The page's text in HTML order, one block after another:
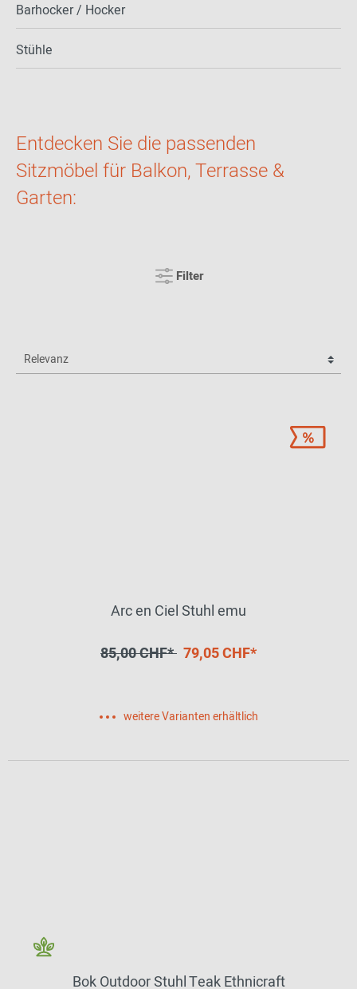
Barhocker / Hocker
Stühle
Entdecken Sie die passenden
Sitzmöbel für Balkon, Terrasse &
Garten:
Filter
Arc en Ciel Stuhl emu
85,00 CHF* 79,05 CHF*
weitere Varianten erhältlich
Bok Outdoor Stuhl Teak Ethnicraft